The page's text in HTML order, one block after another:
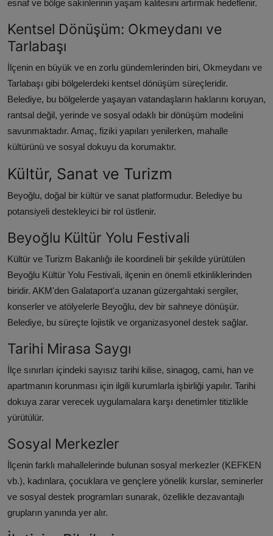
esnaf ve bölge sakinlerinin yaşam kalitesini artırmak hedeflenir.
Kentsel Dönüşüm: Okmeydanı ve
Tarlabaşı
İlçenin en büyük ve en zorlu gündemlerinden biri, Okmeydanı ve
Tarlabaşı gibi bölgelerdeki kentsel dönüşüm süreçleridir.
Belediye, bu bölgelerde yaşayan vatandaşların haklarını koruyan,
rantsal değil, yerinde ve sosyal odaklı bir dönüşüm modelini
savunmaktadır. Amaç, fiziki yapıları yenilerken, mahalle
kültürünü ve sosyal dokuyu da korumaktır.
Kültür, Sanat ve Turizm
Beyoğlu, doğal bir kültür ve sanat platformudur. Belediye bu
potansiyeli destekleyici bir rol üstlenir.
Beyoğlu Kültür Yolu Festivali
Kültür ve Turizm Bakanlığı ile koordineli bir şekilde yürütülen
Beyoğlu Kültür Yolu Festivali, ilçenin en önemli etkinliklerinden
biridir. AKM'den Galataport'a uzanan güzergahtaki sergiler,
konserler ve atölyelerle Beyoğlu, dev bir sahneye dönüşür.
Belediye, bu süreçte lojistik ve organizasyonel destek sağlar.
Tarihi Mirasa Saygı
İlçe sınırları içindeki sayısız tarihi kilise, sinagog, cami, han ve
apartmanın korunması için ilgili kurumlarla işbirliği yapılır. Tarihi
dokuya zarar verecek uygulamalara karşı denetimler titizlikle
yürütülür.
Sosyal Merkezler
İlçenin farklı mahallelerinde bulunan sosyal merkezler (KEFKEN
vb.), kadınlara, çocuklara ve gençlere yönelik kurslar, seminerler
ve sosyal destek programları sunarak, özellikle dezavantajlı
grupların yanında yer alır.